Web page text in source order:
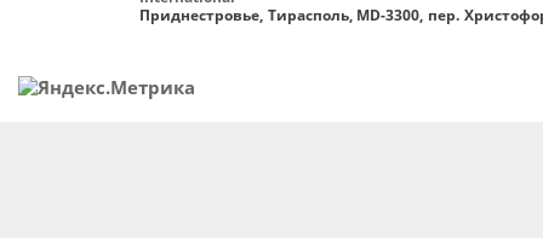
Приднестровье, Тирасполь, MD-3300, пер.